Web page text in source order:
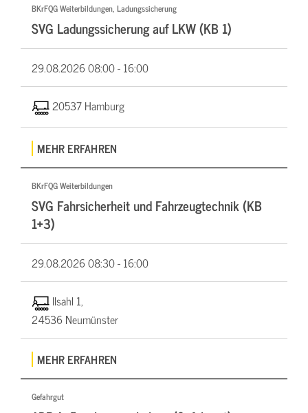
BKrFQG Weiterbildungen, Ladungssicherung
SVG Ladungssicherung auf LKW (KB 1)
29.08.202608:00 - 16:00
20537 Hamburg
MEHR ERFAHREN
BKrFQG Weiterbildungen
SVG Fahrsicherheit und Fahrzeugtechnik (KB
1+3)
29.08.202608:30 - 16:00
Ilsahl 1,
24536 Neumünster
MEHR ERFAHREN
Gefahrgut